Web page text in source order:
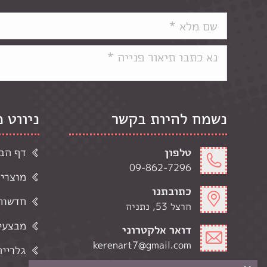
נשמח להיות בקשר
טלפון
09-862-7296
כתובתנו
הרצל 53, נתניה
דואר אלקטרוני
kerenart7@gmail.com
דף